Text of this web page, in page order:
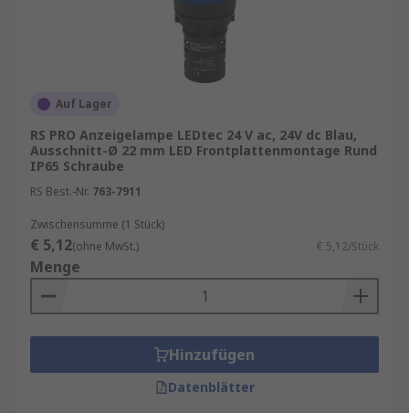
Auf Lager
RS PRO Anzeigelampe LEDtec 24 V ac, 24V dc Blau,
Ausschnitt-Ø 22 mm LED Frontplattenmontage Rund
IP65 Schraube
RS Best.-Nr. 763-7911
Zwischensumme (1 Stück)
€ 5,12(ohne MwSt.) € 5,12/Stück
Menge
Hinzufügen
Datenblätter